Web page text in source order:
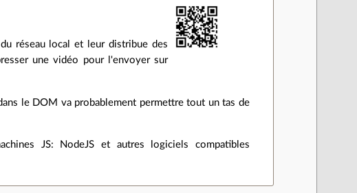
réseau local et leur distribue des
une vidéo pour l'envoyer sur
le DOM va probablement permettre tout un tas de
JS: NodeJS et autres logiciels compatibles